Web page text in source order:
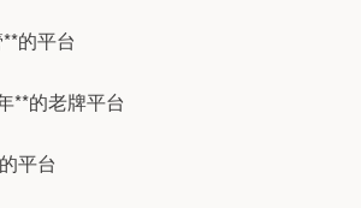
的平台
**的老牌平台
平台